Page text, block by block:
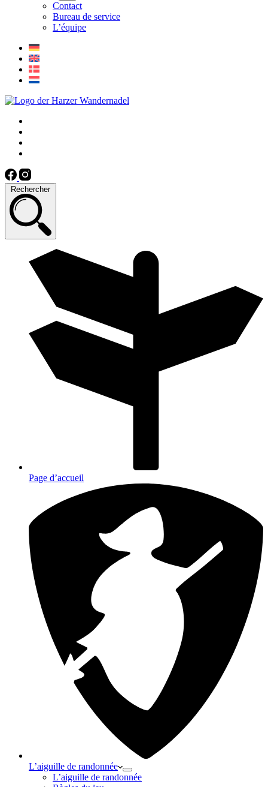
Contact
Bureau de service
L’équipe
Rechercher
Page d’accueil
L’aiguille de randonnée
L’aiguille de randonnée